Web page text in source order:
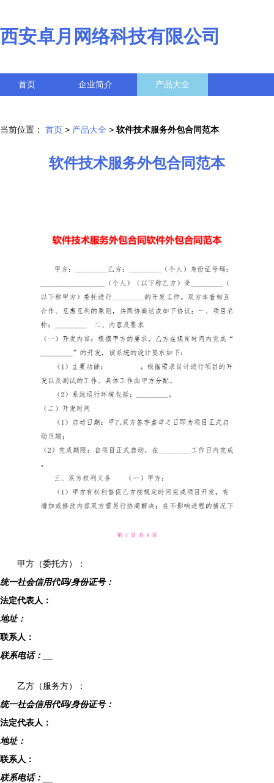
西安卓月网络科技有限公司
首页 企业简介 产品大全
当前位置： 首页 > 产品大全 > 软件技术服务外包合同范本
软件技术服务外包合同范本
甲方（委托方）：
统一社会信用代码/身份证号：
法定代表人：
地址：
联系人：
联系电话：
乙方（服务方）：
统一社会信用代码/身份证号：
法定代表人：
地址：
联系人：
联系电话：